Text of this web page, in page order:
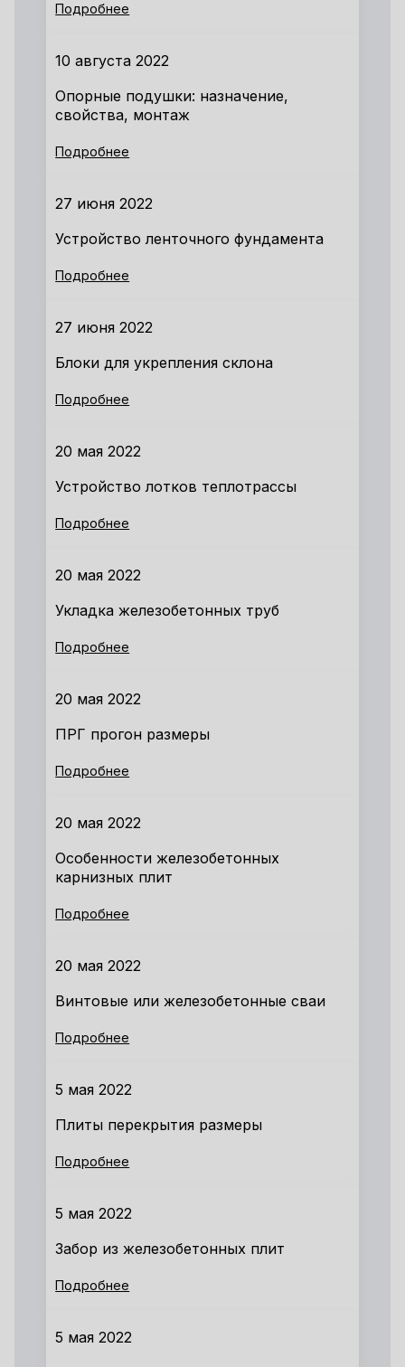
Подробнее
10 августа 2022
Опорные подушки: назначение,
свойства, монтаж
Подробнее
27 июня 2022
Устройство ленточного фундамента
Подробнее
27 июня 2022
Блоки для укрепления склона
Подробнее
20 мая 2022
Устройство лотков теплотрассы
Подробнее
20 мая 2022
Укладка железобетонных труб
Подробнее
20 мая 2022
ПРГ прогон размеры
Подробнее
20 мая 2022
Особенности железобетонных
карнизных плит
Подробнее
20 мая 2022
Винтовые или железобетонные сваи
Подробнее
5 мая 2022
Плиты перекрытия размеры
Подробнее
5 мая 2022
Забор из железобетонных плит
Подробнее
5 мая 2022